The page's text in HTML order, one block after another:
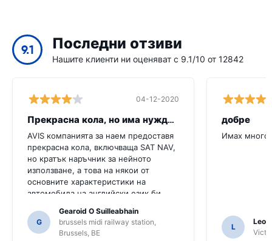
9.1 Последни отзиви
Нашите клиенти ни оценяват с 9.1/10 от 12842
04-12-2020
Прекрасна кола, но има нужда от повече
AVIS компанията за наем предоставя
прекрасна кола, включваща SAT NAV,
но кратък наръчник за нейното
използване, а това на някои от
основните характеристики на
автомобила на английски език би
Трябваше да попитаме няколко
местни жители за ориентиране и
G
Gearoid O Suilleabhain
brussels midi railway station,
Brussels, BE
добре
Имах много
L